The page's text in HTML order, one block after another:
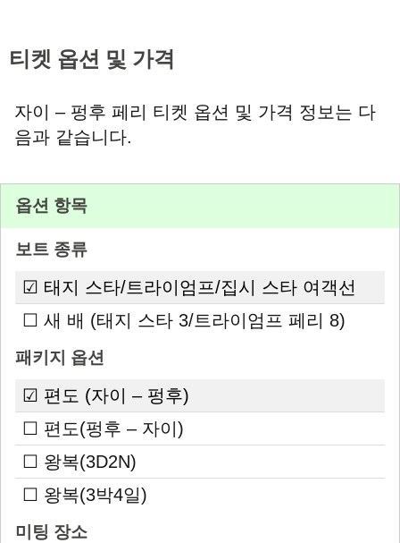
티켓 옵션 및 가격
자이 – 펑후 페리 티켓 옵션 및 가격 정보는 다
음과 같습니다.
옵션 항목
보트 종류
☑ 태지 스타/트라이엄프/집시 스타 여객선
☐ 새 배 (태지 스타 3/트라이엄프 페리 8)
패키지 옵션
☑ 편도 (자이 – 펑후)
☐ 편도(펑후 – 자이)
☐ 왕복(3D2N)
☐ 왕복(3박4일)
미팅 장소